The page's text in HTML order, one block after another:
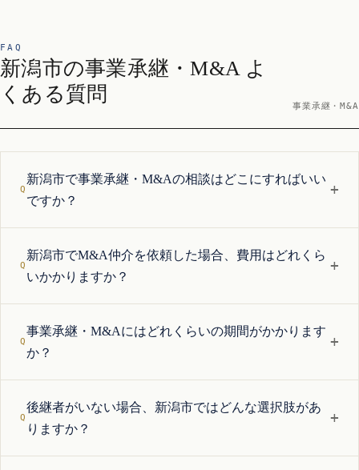
FAQ
新潟市の事業承継・M&A よ
くある質問
事業承継・M&A
新潟市で事業承継・M&Aの相談はどこにすればいい
ですか？
+
新潟市でM&A仲介を依頼した場合、費用はどれくら
いかかりますか？
+
事業承継・M&Aにはどれくらいの期間がかかります
か？
+
後継者がいない場合、新潟市ではどんな選択肢があ
りますか？
+